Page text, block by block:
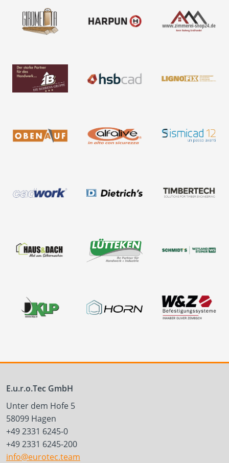
E.u.r.o.Tec GmbH
Unter dem Hofe 5
58099 Hagen
+49 2331 6245-0
+49 2331 6245-200
info@eurotec.team